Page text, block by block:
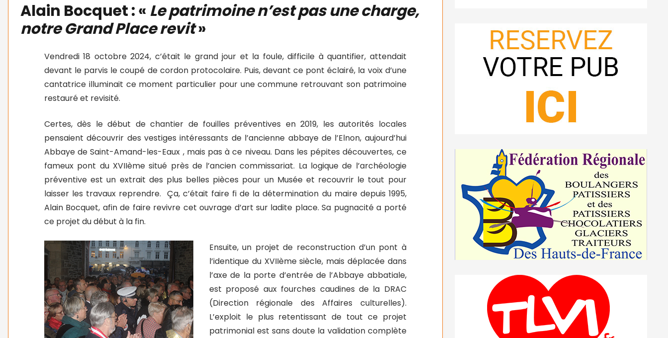
Alain Bocquet : « Le patrimoine n’est pas une charge,
notre Grand Place revit»
Vendredi 18 octobre 2024, c’était le grand jour et la foule, difficile à quantifier, attendait
devant le parvis le coupé de cordon protocolaire. Puis, devant ce pont éclairé, la voix d’une
cantatrice illuminait ce moment particulier pour une commune retrouvant son patrimoine
restauré et revisité.
Certes, dès le début de chantier de fouilles préventives en 2019, les autorités locales
pensaient découvrir des vestiges intéressants de l’ancienne abbaye de l’Elnon, aujourd’hui
Abbaye de Saint-Amand-les-Eaux , mais pas à ce niveau. Dans les pépites découvertes, ce
fameux pont du XVIIème situé près de l’ancien commissariat. La logique de l’archéologie
préventive est un extrait des plus belles pièces pour un Musée et recouvrir le tout pour
laisser les travaux reprendre. Ça, c’était faire fi de la détermination du maire depuis 1995,
Alain Bocquet, afin de faire revivre cet ouvrage d’art sur ladite place. Sa pugnacité a porté
ce projet du début à la fin.
Ensuite, un projet de reconstruction d’un pont à
l’identique du XVIIème siècle, mais déplacée dans
l’axe de la porte d’entrée de l’Abbaye abbatiale,
est proposé aux fourches caudines de la DRAC
(Direction régionale des Affaires culturelles).
L’exploit le plus retentissant de tout ce projet
patrimonial est sans doute la validation complète